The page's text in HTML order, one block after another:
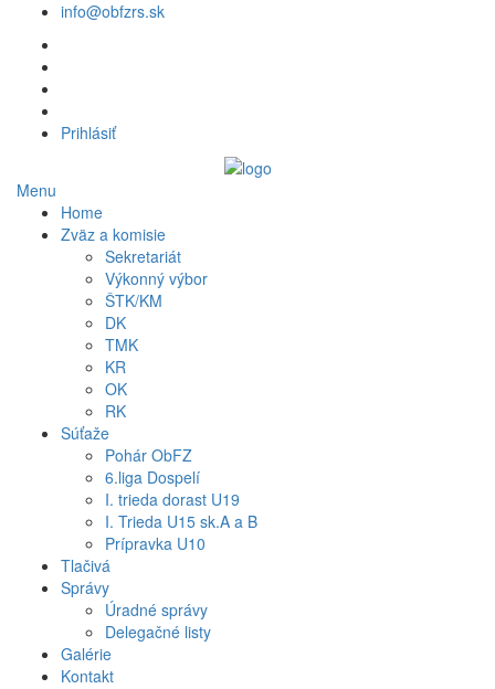
info@obfzrs.sk
Prihlásiť
Menu
Home
Zväz a komisie
Sekretariát
Výkonný výbor
ŠTK/KM
DK
TMK
KR
OK
RK
Súťaže
Pohár ObFZ
6.liga Dospelí
I. trieda dorast U19
I. Trieda U15 sk.A a B
Prípravka U10
Tlačivá
Správy
Úradné správy
Delegačné listy
Galérie
Kontakt